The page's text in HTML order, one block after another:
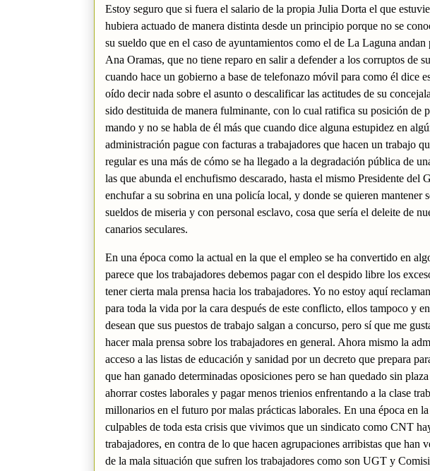
Estoy seguro que si fuera el salario de la propia Julia Dorta el que
hubiera actuado de manera distinta desde un principio porque no se
su sueldo que en el caso de ayuntamientos como el de La Laguna
Ana Oramas, que no tiene reparo en salir a defender a los corruptos de
cuando hace un gobierno a base de telefonazo móvil para como él dice
oído decir nada sobre el asunto o descalificar las actitudes de su
sido destituida de manera fulminante, con lo cual ratifica su posición de
mando y no se habla de él más que cuando dice alguna estupidez en
administración pague con facturas a trabajadores que hacen un trabajo
regular es una más de cómo se ha llegado a la degradación pública de
las que abunda el enchufismo descarado, hasta el mismo Presidente del
enchufar a su sobrina en una policía local, y donde se quieren mantener
sueldos de miseria y con personal esclavo, cosa que sería el deleite de
canarios seculares.
En una época como la actual en la que el empleo se ha convertido en
parece que los trabajadores debemos pagar con el despido libre los
tener cierta mala prensa hacia los trabajadores. Yo no estoy aquí
para toda la vida por la cara después de este conflicto, ellos tampoco y
desean que sus puestos de trabajo salgan a concurso, pero sí que me
hacer mala prensa sobre los trabajadores en general. Ahora mismo la
acceso a las listas de educación y sanidad por un decreto que prepara
que han ganado determinadas oposiciones pero se han quedado sin
ahorrar costes laborales y pagar menos trienios enfrentando a la clase
millonarios en el futuro por malas prácticas laborales. En una época en
culpables de toda esta crisis que vivimos que un sindicato como CNT
trabajadores, en contra de lo que hacen agrupaciones arribistas que han
de la mala situación que sufren los trabajadores como son UGT y